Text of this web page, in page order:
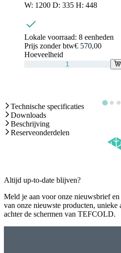
W: 1200 D: 335 H: 448
Lokale voorraad: 8 eenheden
Prijs zonder btw€ 570,00
Hoeveelheid
Technische specificaties
Downloads
Beschrijving
Reserveonderdelen
Altijd up-to-date blijven?
Meld je aan voor onze nieuwsbrief en
van onze nieuwste producten, unieke
achter de schermen van TEFCOLD.